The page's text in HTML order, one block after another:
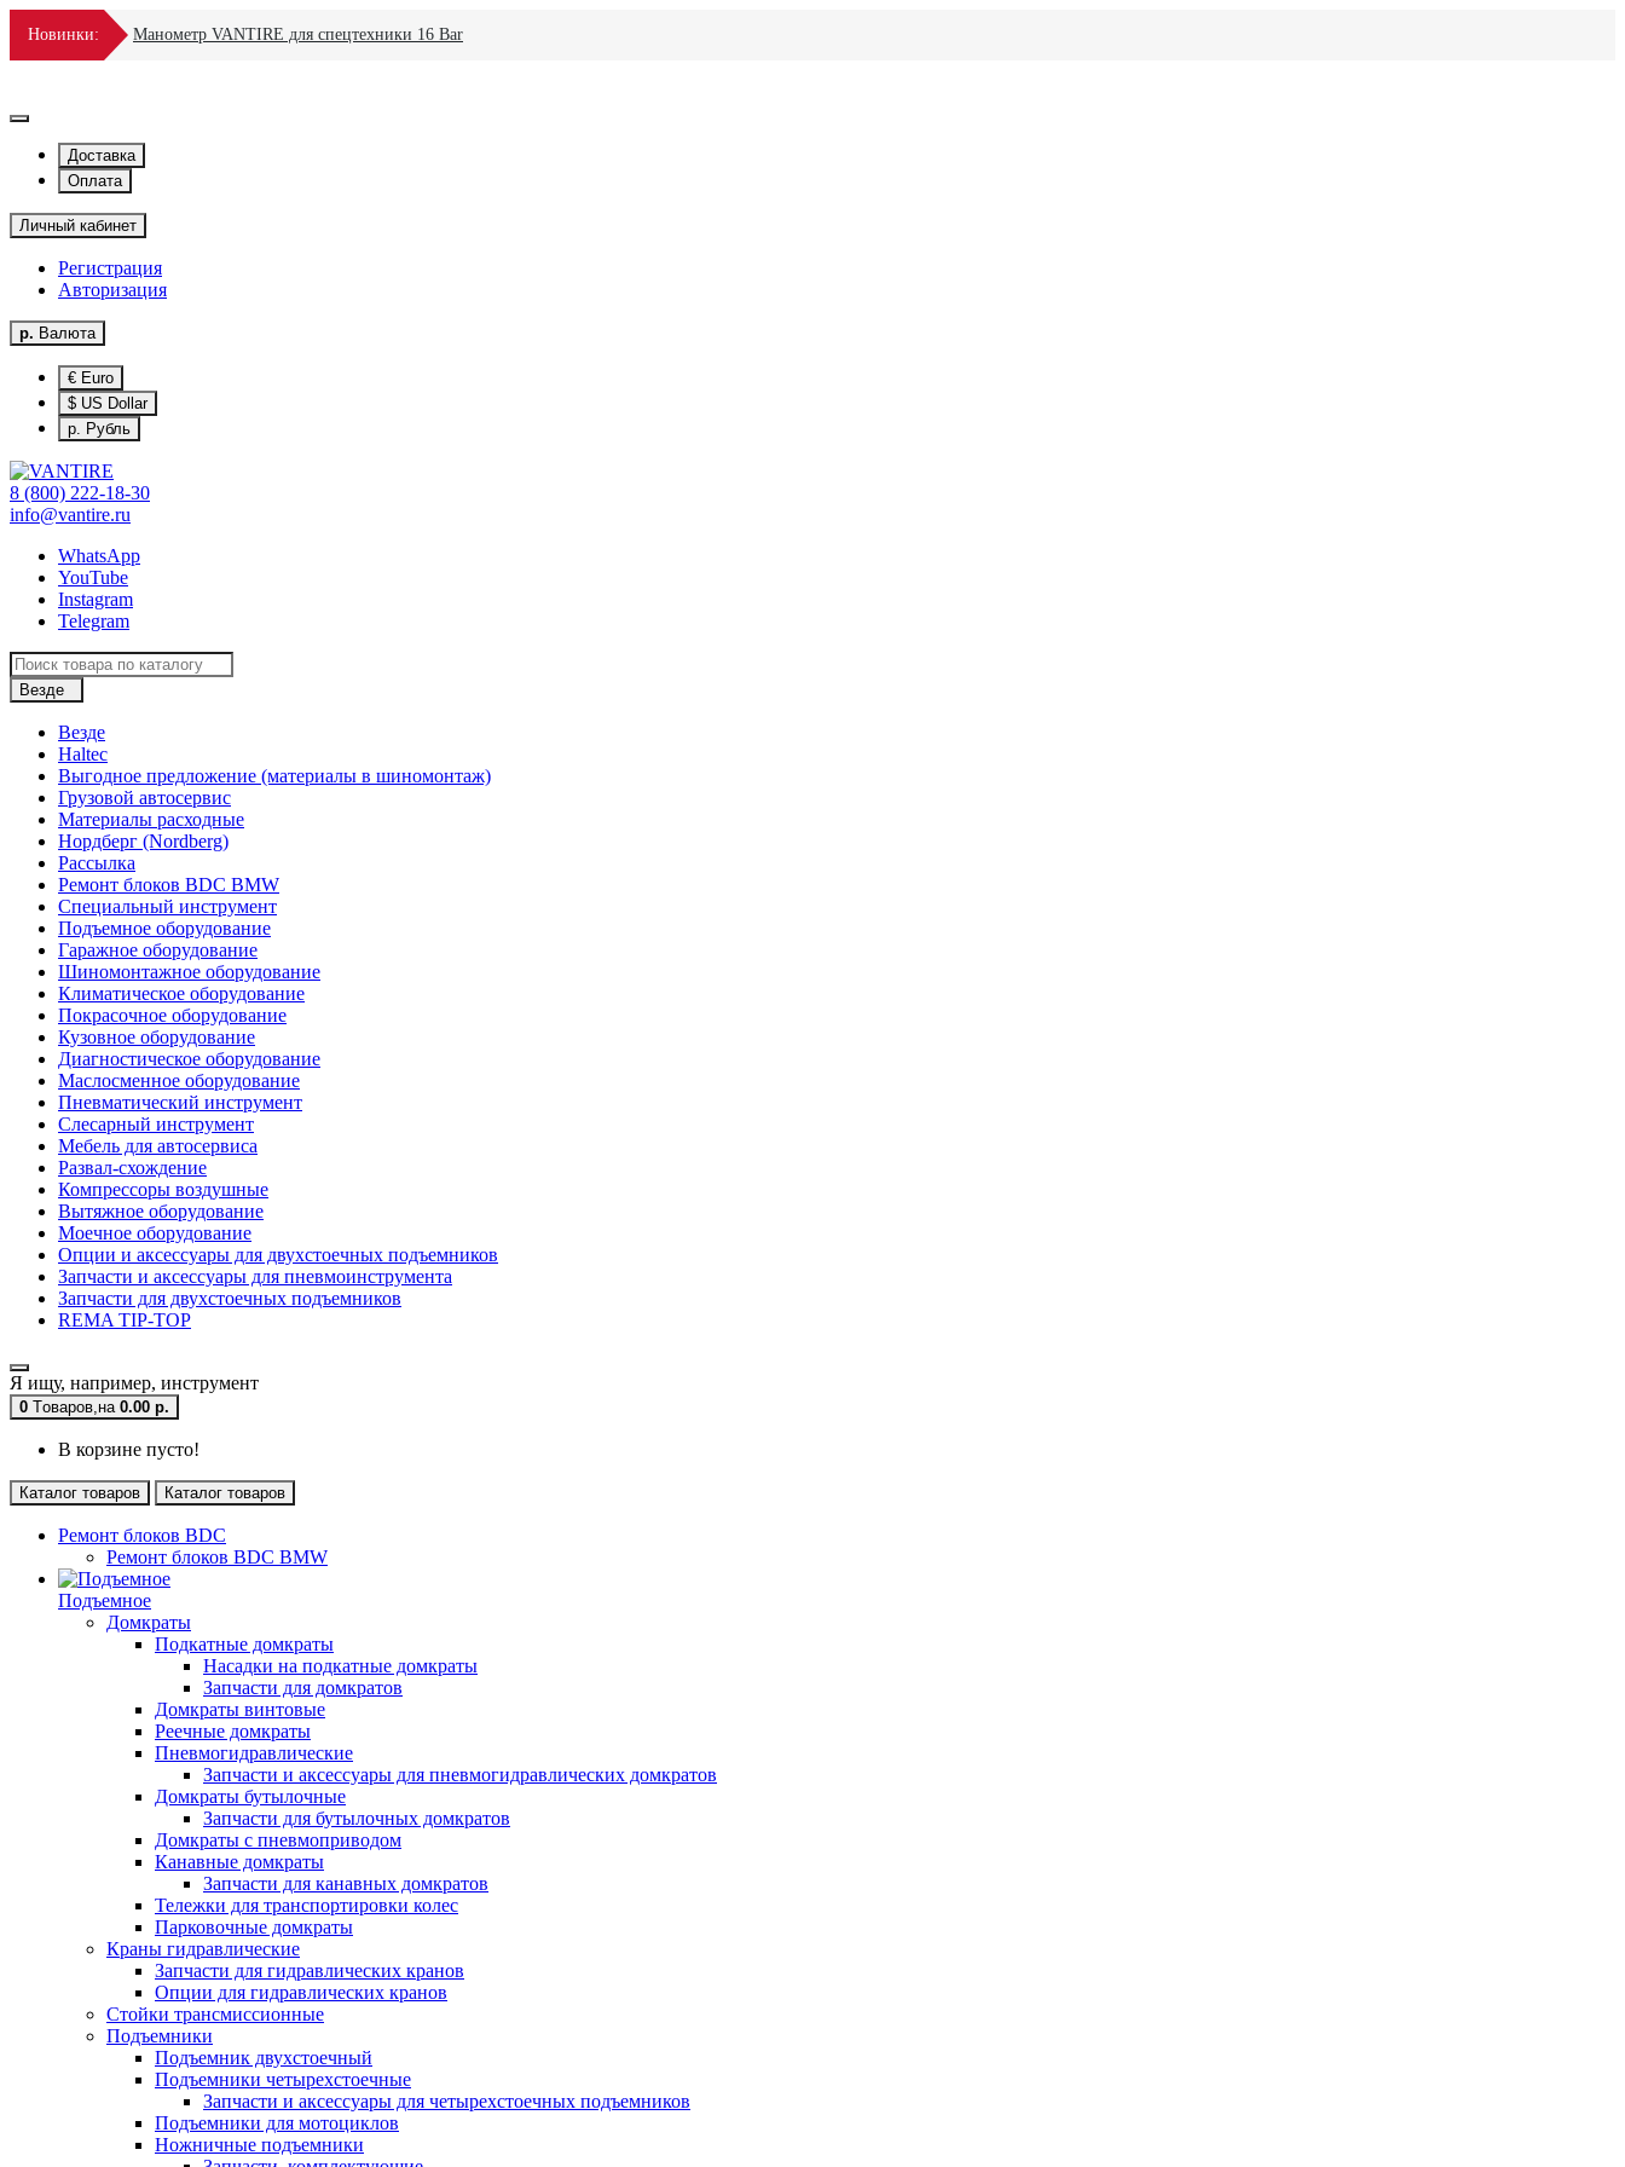
Новинки: Манометр VANTIRE для спецтехники 16 Bar
Доставка
Оплата
Личный кабинет
Регистрация
Авторизация
р. Валюта
€ Euro
$ US Dollar
р. Рубль
8 (800) 222-18-30
info@vantire.ru
WhatsApp
YouTube
Instagram
Telegram
Везде
Везде
Haltec
Выгодное предложение (материалы в шиномонтаж)
Грузовой автосервис
Материалы расходные
Нордберг (Nordberg)
Рассылка
Ремонт блоков BDC BMW
Специальный инструмент
Подъемное оборудование
Гаражное оборудование
Шиномонтажное оборудование
Климатическое оборудование
Покрасочное оборудование
Кузовное оборудование
Диагностическое оборудование
Маслосменное оборудование
Пневматический инструмент
Слесарный инструмент
Мебель для автосервиса
Развал-схождение
Компрессоры воздушные
Вытяжное оборудование
Моечное оборудование
Опции и аксессуары для двухстоечных подъемников
Запчасти и аксессуары для пневмоинструмента
Запчасти для двухстоечных подъемников
REMA TIP-TOP
Я ищу, например, инструмент
0 Tоваров,на 0.00 р.
В корзине пусто!
Каталог товаров Каталог товаров
Ремонт блоков BDC
Ремонт блоков BDC BMW
Подъемное
Домкраты
Подкатные домкраты
Насадки на подкатные домкраты
Запчасти для домкратов
Домкраты винтовые
Реечные домкраты
Пневмогидравлические
Запчасти и аксессуары для пневмогидравлических домкратов
Домкраты бутылочные
Запчасти для бутылочных домкратов
Домкраты с пневмоприводом
Канавные домкраты
Запчасти для канавных домкратов
Тележки для транспортировки колес
Парковочные домкраты
Краны гидравлические
Запчасти для гидравлических кранов
Опции для гидравлических кранов
Стойки трансмиссионные
Подъемники
Подъемник двухстоечный
Подъемники четырехстоечные
Запчасти и аксессуары для четырехстоечных подъемников
Подъемники для мотоциклов
Ножничные подъемники